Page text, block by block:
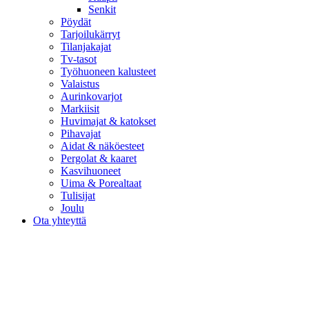
Senkit
Pöydät
Tarjoilukärryt
Tilanjakajat
Tv-tasot
Työhuoneen kalusteet
Valaistus
Aurinkovarjot
Markiisit
Huvimajat & katokset
Pihavajat
Aidat & näköesteet
Pergolat & kaaret
Kasvihuoneet
Uima & Porealtaat
Tulisijat
Joulu
Ota yhteyttä